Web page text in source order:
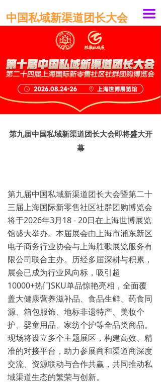
끀
中国私域新渠道团长大会
第九届中国私域新渠道团长大会即将盛大开
幕
第九届中国私域新渠道团长大会暨第二十
三届上海国际新零售社区社群团购博览会
将于2026年3月18 - 20日在上海世博展览
馆盛大举办。本届展会由上海市浦东新区
电子商务行业协会与上海胜歌展览服务有
限公司联合主办。历经多届深耕与积累，
展会已成为行业风向标，吸引超
10000+热门SKU单品惊艳亮相，全面覆
盖大健康营养滋补品、食品生鲜、药食同
源、箱包服饰、地标非遗特产、美妆个
护、婴童用品、家纺个护等全品类商品。
现场将设立多个主题展区，构建高效、精
准的对接平台，助力参展商和渠道商深度
交流、资源联动与合作共赢，共同推动私
域渠道生态的繁荣与创新。